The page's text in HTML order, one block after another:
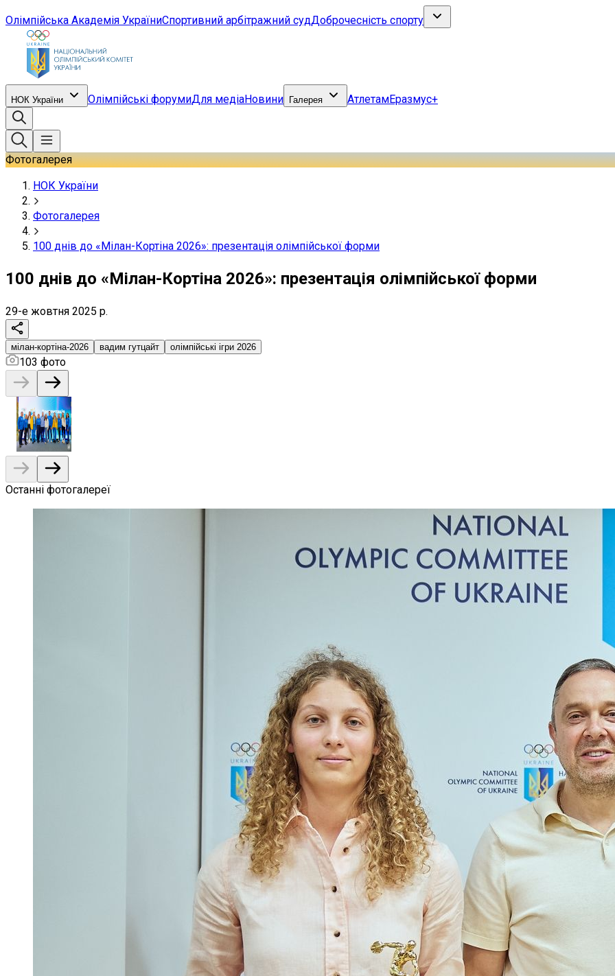
Олімпійська Академія УкраїниСпортивний арбітражний судДоброчесність спорту
НОК України Олімпійські форумиДля медіаНовини Галерея АтлетамЕразмус+
Фотогалерея
НОК України
Фотогалерея
100 днів до «Мілан-Кортіна 2026»: презентація олімпійської форми
100 днів до «Мілан-Кортіна 2026»: презентація олімпійської форми
29-е жовтня 2025 р.
мілан-кортіна-2026 вадим гутцайт олімпійські ігри 2026
103 фото
Останні фотогалереї